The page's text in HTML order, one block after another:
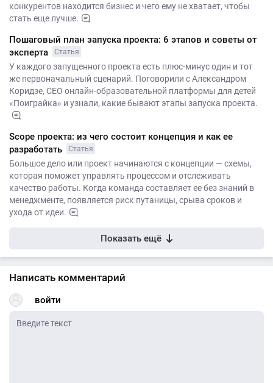
конкурентов находится бизнес и чего ему не хватает, чтобы
стать еще лучше.
Пошаговый план запуска проекта: 6 этапов и советы от
эксперта
Статья
У каждого запущенного проекта есть плюс-минус один и тот
же первоначальный сценарий. Поговорили с Александром
Коридзе, CEO онлайн-образовательной платформы для детей
«Поиграйка» и узнали, какие бывают этапы запуска проекта.
Scope проекта: из чего состоит концепция и как ее
разработать
Статья
Большое дело или проект начинаются с концепции — схемы,
которая поможет управлять процессом и отслеживать
качество работы. Когда команда составляет ее без знаний в
менеджменте, появляется риск путаницы, срыва сроков и
ухода от идеи.
Показать ещё
Написать комментарий
войти